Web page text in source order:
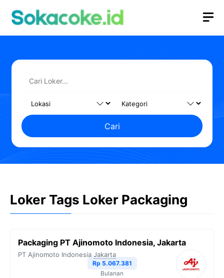
Cari
Loker Tags Loker Packaging
Packaging PT Ajinomoto Indonesia, Jakarta
PT Ajinomoto Indonesia Jakarta
Rp 5.067.381
Bulanan